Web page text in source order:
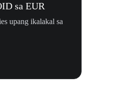
sa EUR
upang ikalakal sa